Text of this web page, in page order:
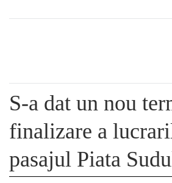
S-a dat un nou
finalizare a
pasajul Piata